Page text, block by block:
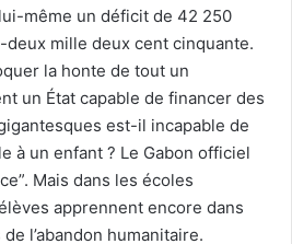
même un déficit de 42 250
mille deux cent cinquante.
la honte de tout un
un État capable de financer des
est-il incapable de
à un enfant ? Le Gabon officiel
Mais dans les écoles
apprennent encore dans
l’abandon humanitaire.